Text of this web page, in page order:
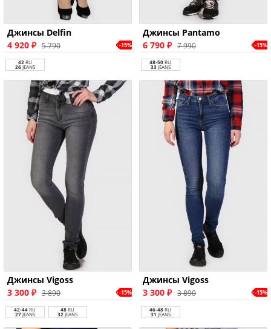
Джинсы Delfin
4 920 ₽ 5 790 -15%
42RU
26JEANS
Джинсы Pantamo
6 790 ₽ 7 990 -15%
48-50RU
33JEANS
Джинсы Vigoss
3 300 ₽ 3 890 -15%
42-44RU
27JEANS
48RU
32JEANS
Джинсы Vigoss
3 300 ₽ 3 890 -15%
46-48RU
31 JEANS